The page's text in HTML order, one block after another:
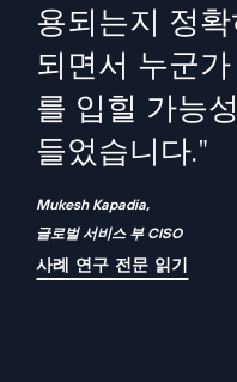
용되는지 정확
되면서 누군
를 입힐 가능
들었습니다."
Mukesh Kapadia,
글로벌 서비스 부 CISO
사례 연구 전문 읽기